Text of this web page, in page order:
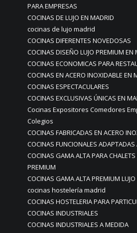
PARA EMPRESAS
COCINAS DE LUJO EN MADRID
cocinas de lujo madrid
COCINAS DIFERENTES NOVEDOSAS
COCINAS DISEÑO LUJO PREMIUM EN
COCINAS ECONOMICAS PARA
COCINAS EN ACERO INOXIDABLE EN
COCINAS ESPECTACULARES
COCINAS EXCLUSIVAS ÚNICAS EN
Cocinas Expositores Comedores
Colegios
COCINAS FABRICADAS EN ACERO
COCINAS FUNCIONALES
COCINAS GAMA ALTA PARA
PREMIUM
COCINAS GAMA ALTA PREMIUM
cocinas hostelería madrid
COCINAS HOSTELERIA PARA
COCINAS INDUSTRIALES
COCINAS INDUSTRIALES A MEDIDA